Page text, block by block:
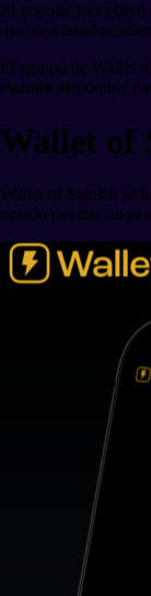
El popular monedero
usuarios
El equipo de Wallet
estando disponible
Wallet of
Wallet of Satoshi se
optado por dar un